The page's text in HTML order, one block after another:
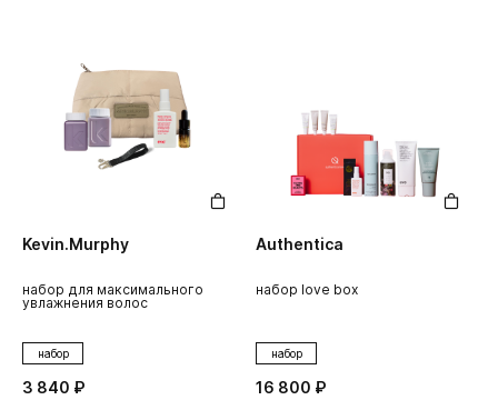
Kevin.Murphy
набор для максимального
увлажнения волос
набор
3 840 ₽
Authentica
набор love box
набор
16 800 ₽